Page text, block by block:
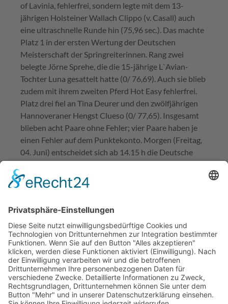
of Lavinia, fehlerfrei, sondern legte mit dem 13-
jährigen Holsteiner Wallach Clippo (v. Casall) auch
eine ultraschnelle Runde hin (75,96 sec.). Das machte
Platz 1 in der ersten Wertung der Deutschen
Meisterschaft der Springreiterinnen. Rang zwei
belegte Jörne Sprehe, die die 15-jährige L`Avian-
Tochter Luna gesattelt hatte (0/ 76,69). Auch sie blieb
zudem mit ihrem zweiten Pferd Hot Easy fehlerfrei.
Platz drei fiel an Tina Deurer und den zwölfjährigen
Hannoveraner Hengst Clueso (0/ 77,65). Insgesamt
blieben acht Paare ohne Fehler; vier Paare haben je
einen Fehler auf dem Punktekonto. Morgen (Freitag,
04. Juni) entscheidet sich ab 14.15 h die Deutsche
platzmann federn GmbH & Co.KG – einer Prüfung mit
zwei Umläufen.
Springreiterinnen
Finja Bormann/ Clippo 0/ 75,96
Jörne Sprehe/ Luna 0/ 76,69
Tina Deurer/ Clueso 0/ 77,65
Jörne Sprehe/ Hot Easy 0/ 77,66
Sarah Welsing-Breuer/ Casado 0/ 78,42